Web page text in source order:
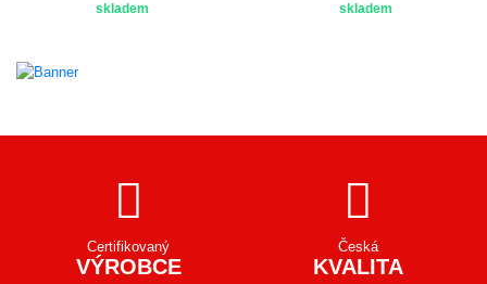
skladem skladem
Certifikovaný
VÝROBCE
Česká
KVALITA